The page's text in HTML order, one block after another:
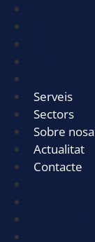
Serveis
Sectors
Sobre
Actualitat
Contacte